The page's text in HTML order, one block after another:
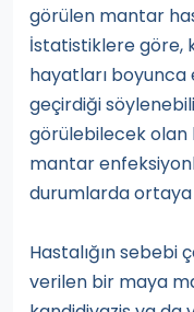
görülen mantar
İstatistiklere göre,
hayatları
geçirdiği
görülebilecek olan
mantar
durumlarda ortaya
Hastalığın sebebi
verilen bir maya